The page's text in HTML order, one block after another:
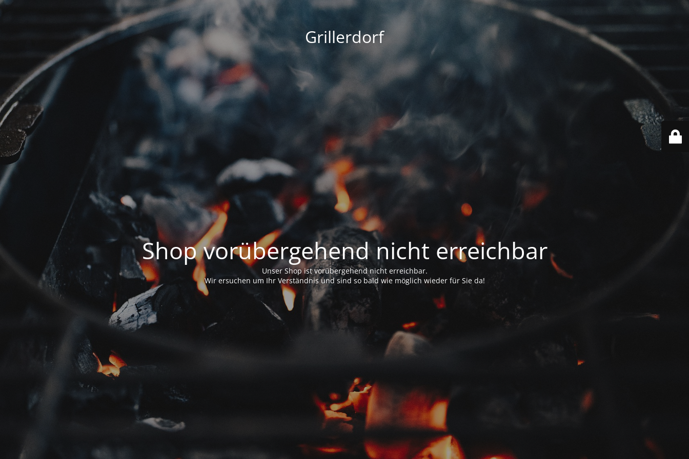
Grillerdorf
Shop vorübergehend nicht erreichbar
Unser Shop ist vorübergehend nicht erreichbar.
Wir ersuchen um Ihr Verständnis und sind so bald wie möglich wieder für Sie da!